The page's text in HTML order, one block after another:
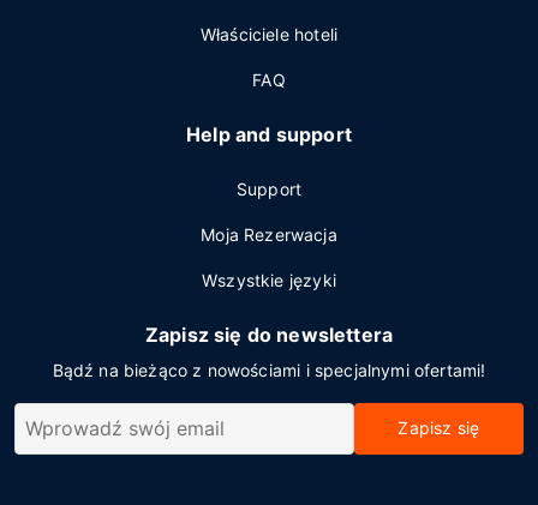
Właściciele hoteli
FAQ
Help and support
Support
Moja Rezerwacja
Wszystkie języki
Zapisz się do newslettera
Bądź na bieżąco z nowościami i specjalnymi ofertami!
Zapisz się